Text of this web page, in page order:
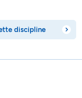
discipline